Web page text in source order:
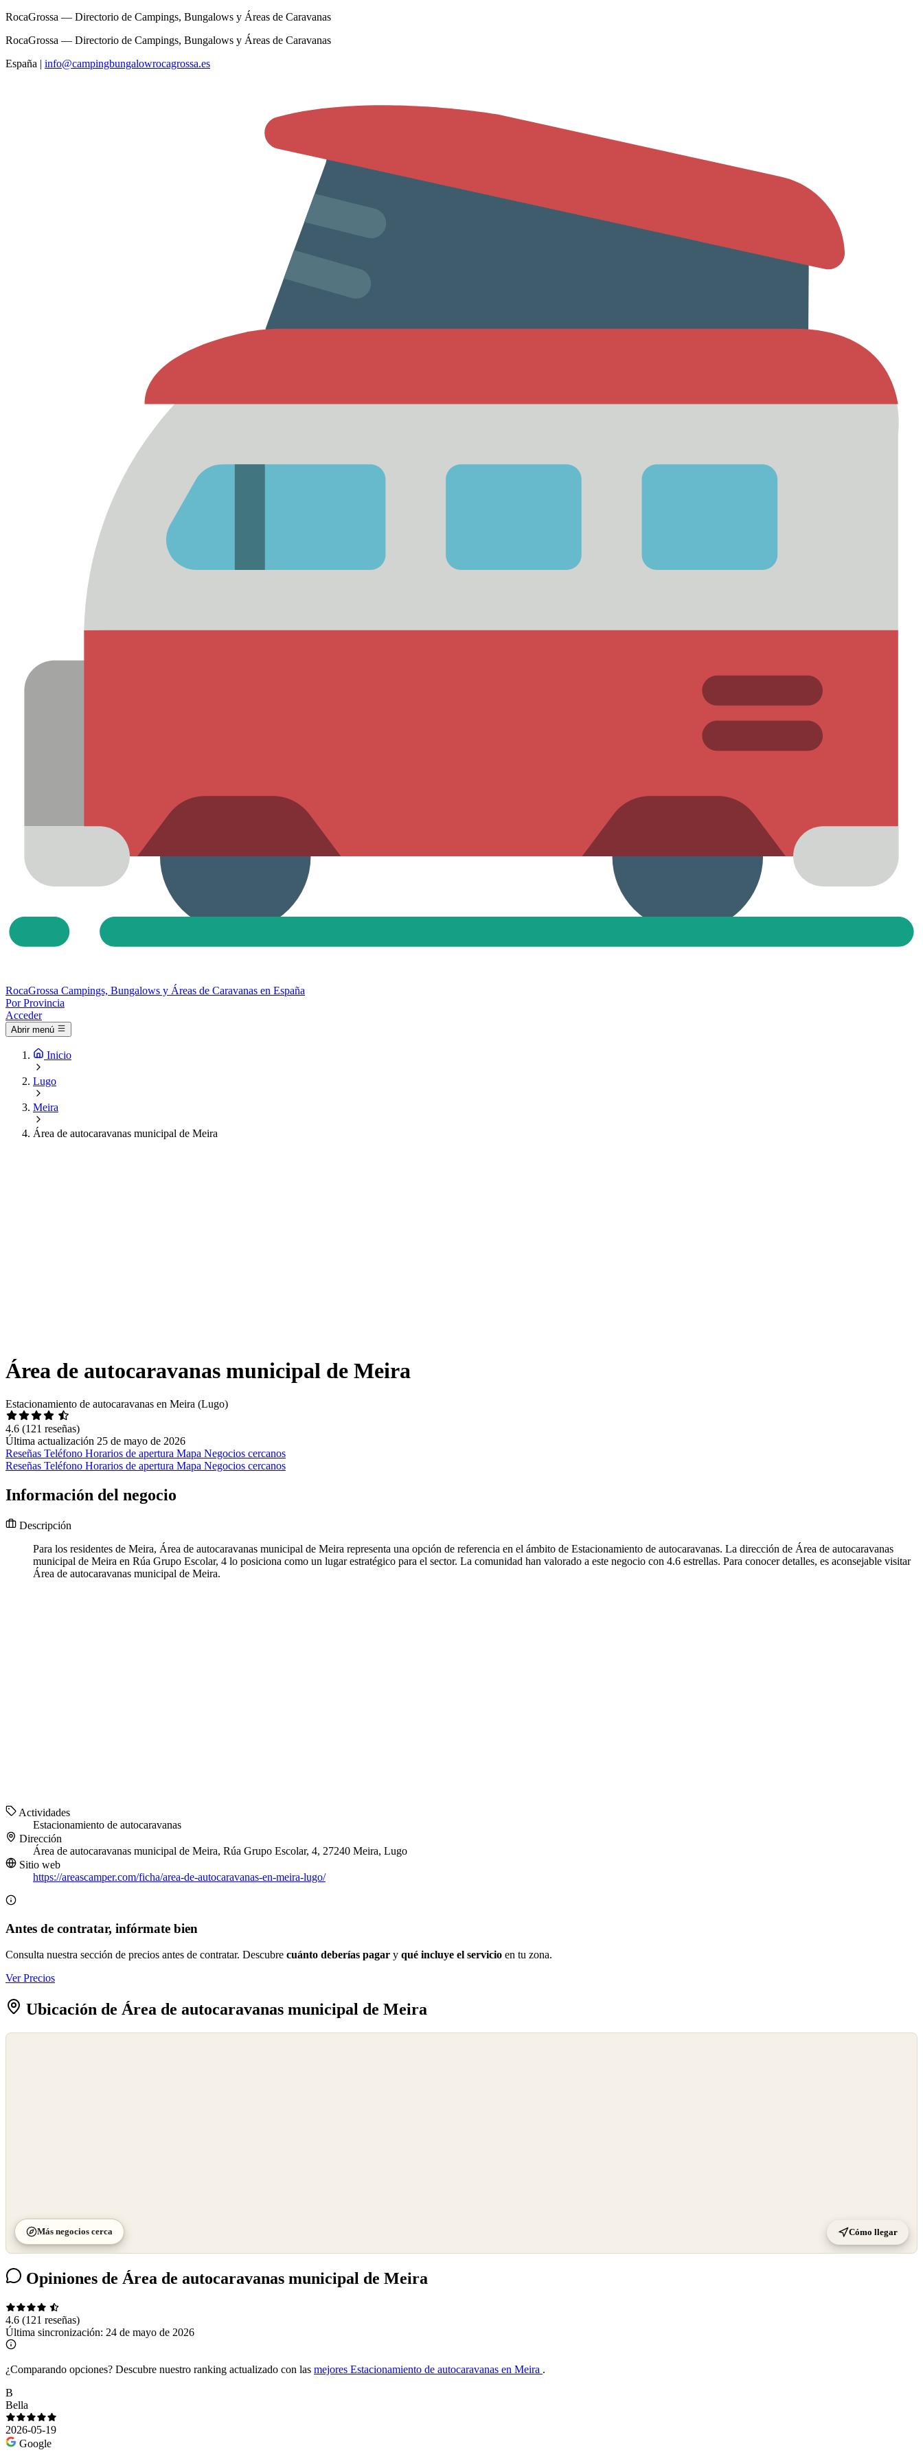
RocaGrossa — Directorio de Campings, Bungalows y Áreas de Caravanas
RocaGrossa — Directorio de Campings, Bungalows y Áreas de Caravanas
España | info@campingbungalowrocagrossa.es
RocaGrossa Campings, Bungalows y Áreas de Caravanas en España
Por Provincia
Acceder
Abrir menú
Inicio
Lugo
Meira
Área de autocaravanas municipal de Meira
Área de autocaravanas municipal de Meira
Estacionamiento de autocaravanas en Meira (Lugo)
4.6 (121 reseñas)
Última actualización 25 de mayo de 2026
Reseñas Teléfono Horarios de apertura Mapa Negocios cercanos
Reseñas Teléfono Horarios de apertura Mapa Negocios cercanos
Información del negocio
Descripción
Para los residentes de Meira, Área de autocaravanas municipal de Meira representa una opción de referencia en el ámbito de Estacionamiento de autocaravanas. La dirección de Área de autocaravanas
municipal de Meira en Rúa Grupo Escolar, 4 lo posiciona como un lugar estratégico para el sector. La comunidad han valorado a este negocio con 4.6 estrellas. Para conocer detalles, es aconsejable visitar
Área de autocaravanas municipal de Meira.
Actividades
Estacionamiento de autocaravanas
Dirección
Área de autocaravanas municipal de Meira, Rúa Grupo Escolar, 4, 27240 Meira, Lugo
Sitio web
https://areascamper.com/ficha/area-de-autocaravanas-en-meira-lugo/
Antes de contratar, infórmate bien
Consulta nuestra sección de precios antes de contratar. Descubre cuánto deberías pagar y qué incluye el servicio en tu zona.
Ver Precios
Ubicación de Área de autocaravanas municipal de Meira
Más negocios cerca Cómo llegar
Opiniones de Área de autocaravanas municipal de Meira
4.6 (121 reseñas)
Última sincronización: 24 de mayo de 2026
¿Comparando opciones? Descubre nuestro ranking actualizado con las mejores Estacionamiento de autocaravanas en Meira .
B
Bella
2026-05-19
Google